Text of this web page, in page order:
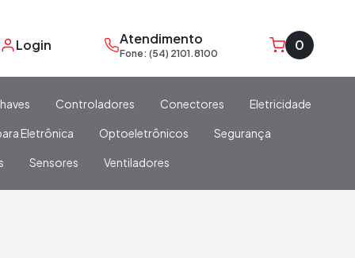
Login Atendimento
Fone: (54) 2101.8100 0
Controladores Conectores Eletricidade
Eletrônica Optoeletrônicos Segurança
Sensores Ventiladores